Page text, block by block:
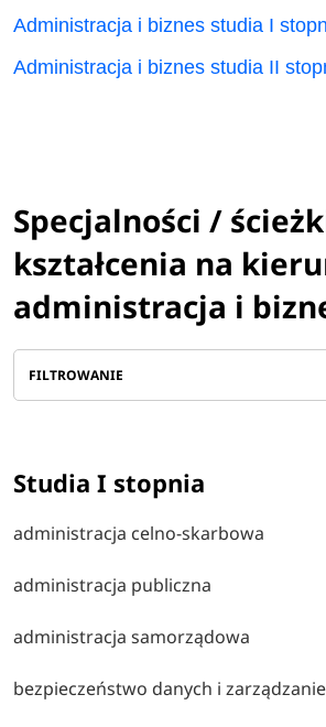
Administracja i biznes studia I
Administracja i biznes studia II
Specjalności /
kształcenia na
administracja i
FILTROWANIE
Studia I stopnia
administracja celno-skarbowa
administracja publiczna
administracja samorządowa
bezpieczeństwo danych i